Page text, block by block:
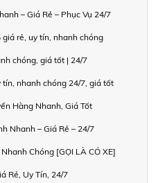
– Giá Rẻ – Phục Vụ 24/7
rẻ, uy tín, nhanh chóng
chóng, giá tốt | 24/7
nhanh chóng 24/7, giá tốt
Hàng Nhanh, Giá Tốt
Nhanh – Giá Rẻ – 24/7
Chóng [GỌI LÀ CÓ XE]
Rẻ, Uy Tín, 24/7